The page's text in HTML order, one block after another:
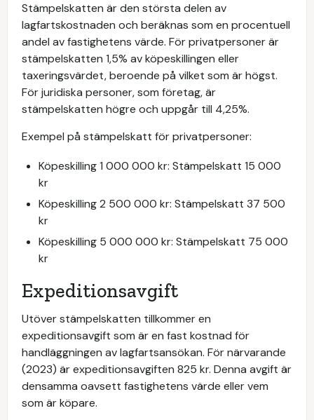
Stämpelskatten är den största delen av
lagfartskostnaden och beräknas som en procentuell
andel av fastighetens värde. För privatpersoner är
stämpelskatten 1,5% av köpeskillingen eller
taxeringsvärdet, beroende på vilket som är högst.
För juridiska personer, som företag, är
stämpelskatten högre och uppgår till 4,25%.
Exempel på stämpelskatt för privatpersoner:
Köpeskilling 1 000 000 kr: Stämpelskatt 15 000
kr
Köpeskilling 2 500 000 kr: Stämpelskatt 37 500
kr
Köpeskilling 5 000 000 kr: Stämpelskatt 75 000
kr
Expeditionsavgift
Utöver stämpelskatten tillkommer en
expeditionsavgift som är en fast kostnad för
handläggningen av lagfartsansökan. För närvarande
(2023) är expeditionsavgiften 825 kr. Denna avgift är
densamma oavsett fastighetens värde eller vem
som är köpare.